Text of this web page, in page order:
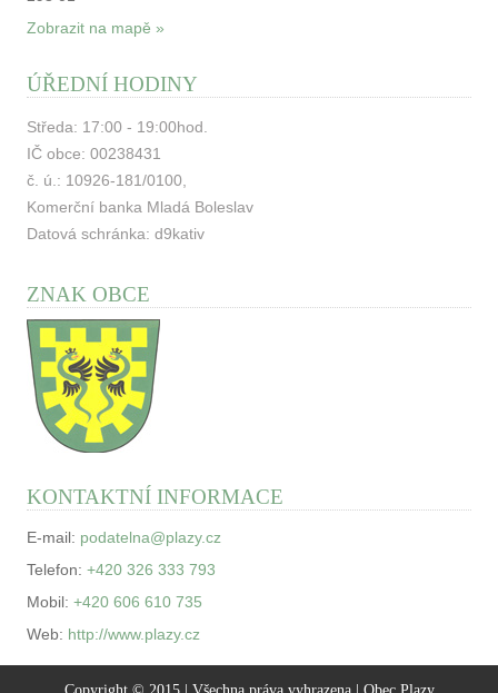
Zobrazit na mapě »
ÚŘEDNÍ HODINY
Středa: 17:00 - 19:00hod.
IČ obce: 00238431
č. ú.: 10926-181/0100,
Komerční banka Mladá Boleslav
Datová schránka: d9kativ
ZNAK OBCE
KONTAKTNÍ INFORMACE
E-mail: podatelna@plazy.cz
Telefon: +420 326 333 793
Mobil: +420 606 610 735
Web: http://www.plazy.cz